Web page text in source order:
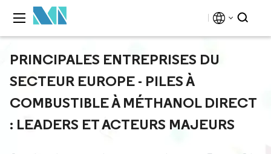
PRINCIPALES ENTREPRISES DU
SECTEUR EUROPE - PILES À
COMBUSTIBLE À MÉTHANOL DIRECT
: LEADERS ET ACTEURS MAJEURS